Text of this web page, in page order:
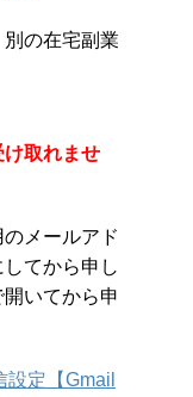
の在宅副業
け取れませ
メールアド
てから申し
いてから申
定【Gmail